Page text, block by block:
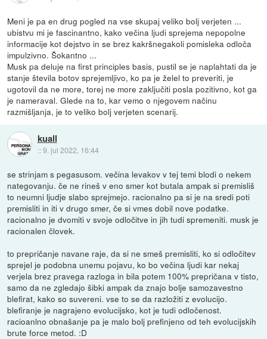
Meni je pa en drug pogled na vse skupaj veliko bolj verjeten ...
ubistvu mi je fascinantno, kako večina ljudi sprejema nepopolne
informacije kot dejstvo in se brez kakršnegakoli pomisleka odloča
impulzivno. Šokantno ...
Musk pa deluje na first principles basis, pustil se je naplahtati da je
stanje števila botov sprejemljivo, ko pa je želel to preveriti, je
ugotovil da ne more, torej ne more zaključiti posla pozitivno, kot ga
je nameraval. Glede na to, kar vemo o njegovem načinu
razmišljanja, je to veliko bolj verjeten scenarij.
kuall
::9. jul 2022, 16:44
se strinjam s pegasusom. večina levakov v tej temi blodi o nekem
nategovanju. če ne rineš v eno smer kot butala ampak si premisliš
to neumni ljudje slabo sprejmejo. racionalno pa si je na sredi poti
premisliti in iti v drugo smer, če si vmes dobil nove podatke.
racionalno je dvomiti v svoje odločitve in jih tudi spremeniti. musk je
racionalen človek.
to prepričanje navane raje, da si ne smeš premisliti, ko si odločitev
sprejel je podobna unemu pojavu, ko bo večina ljudi kar nekaj
verjela brez pravega razloga in bila potem 100% prepričana v tisto,
samo da ne zgledajo šibki ampak da znajo bolje samozavestno
blefirat, kako so suvereni. vse to se da razložiti z evolucijo.
blefiranje je nagrajeno evolucijsko, kot je tudi odločenost.
racioanlno obnašanje pa je malo bolj prefinjeno od teh evolucijskih
brute force metod. :D